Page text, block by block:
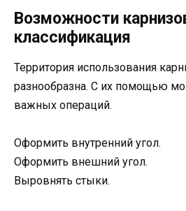
Возможности
классификация
Территория использования
разнообразна. С их помощью
важных операций.
Оформить внутренний угол.
Оформить внешний угол.
Выровнять стыки.